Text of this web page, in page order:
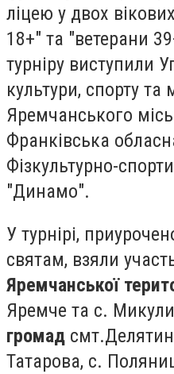
ліцею у двох
18+" та "ветерани
турніру виступили
культури, спорту та
Яремчанського
Франківська
Фізкультурно-
"Динамо".
У турнірі,
святам, взяли
Яремчанської
Яремче та с.
громад
Татарова, с.